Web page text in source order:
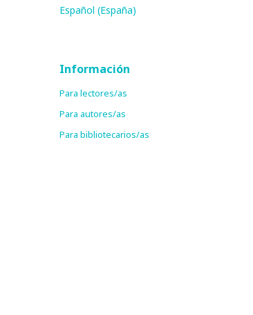
Español (España)
Información
Para lectores/as
Para autores/as
Para bibliotecarios/as